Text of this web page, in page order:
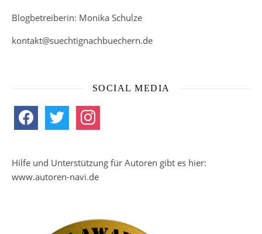
Blogbetreiberin: Monika Schulze
kontakt@suechtignachbuechern.de
SOCIAL MEDIA
facebook twitter instagram
Hilfe und Unterstützung für Autoren gibt es hier:
www.autoren-navi.de